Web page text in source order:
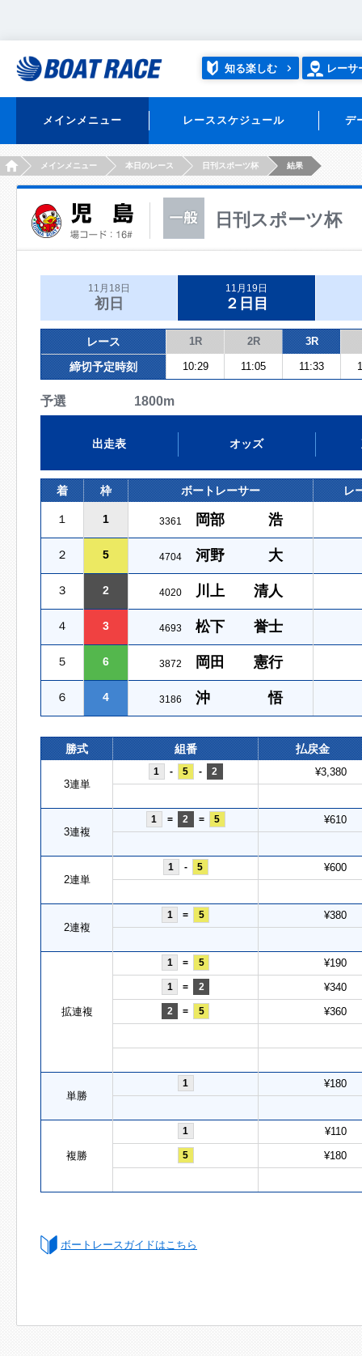
知る楽しむ レーサ
メインメニュー レーススケジュール デ
HOMEメインメニュー 本日のレース 日刊スポーツ杯 結果
日刊スポーツ杯
11月18日
初日
11月19日
２日目
レース 1R 2R 3R
締切予定時刻 10:29 11:05 11:33
予選 1800m
出走表 オッズ
着 枠 ボートレーサー レ
１ 1 3361 岡部 浩
２ 5 4704 河野 大
３ 2 4020 川上 清人
４ 3 4693 松下 誉士
５ 6 3872 岡田 憲行
６ 4 3186 沖 悟
勝式 組番 払戻金
3連単
1 - 5 - 2 ¥3,380
3連複
1 = 2 = 5 ¥610
2連単
1 - 5 ¥600
2連複
1 = 5 ¥380
拡連複
1 = 5 ¥190
1 = 2 ¥340
2 = 5 ¥360
単勝
1 ¥180
複勝
1 ¥110
5 ¥180
ボートレースガイドはこちら